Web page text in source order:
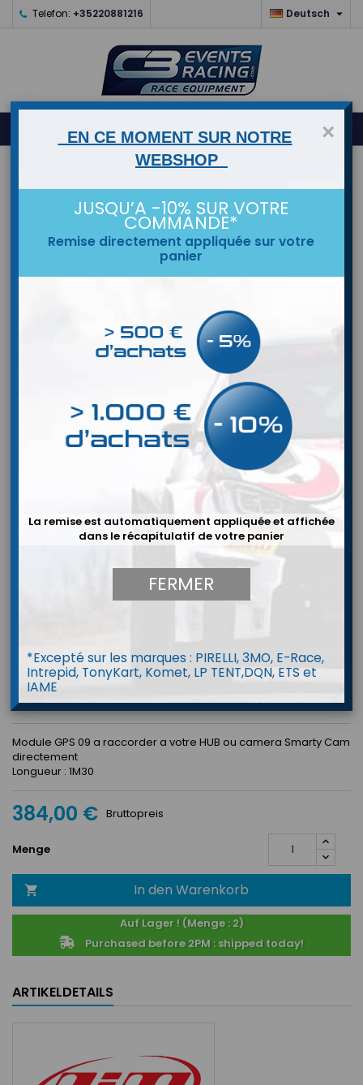
Telefon: +35220881216 Deutsch 
 
MODULE GPS 09c - 1M30
Module GPS 09 a raccorder a votre HUB ou camera Smarty Cam
directement
Longueur : 1M30
384,00 € Bruttopreis
Menge
 In den Warenkorb
Auf Lager ! (Menge : 2)
Purchased before 2PM : shipped today!
ARTIKELDETAILS
×
EN CE MOMENT SUR NOTRE
WEBSHOP
JUSQU’A -10% SUR VOTRE
COMMANDE*
Remise directement appliquée sur votre
panier
La remise est automatiquement appliquée et affichée
dans le récapitulatif de votre panier
FERMER
*Excepté sur les marques : PIRELLI, 3MO, E-Race,
Intrepid, TonyKart, Komet, LP TENT,DQN, ETS et
IAME